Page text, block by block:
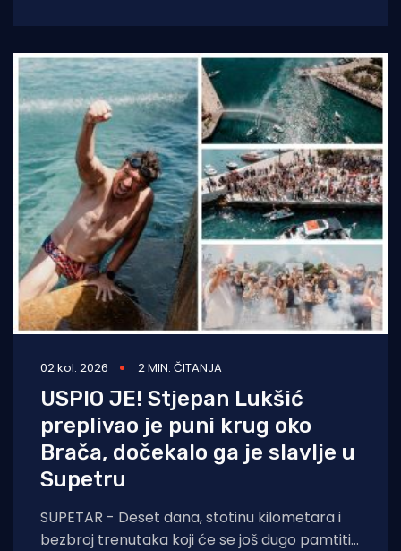
02 kol. 2026 2 MIN. ČITANJA
USPIO JE! Stjepan Lukšić
preplivao je puni krug oko
Brača, dočekalo ga je slavlje u
Supetru
SUPETAR - Deset dana, stotinu kilometara i
bezbroj trenutaka koji će se još dugo pamtiti.